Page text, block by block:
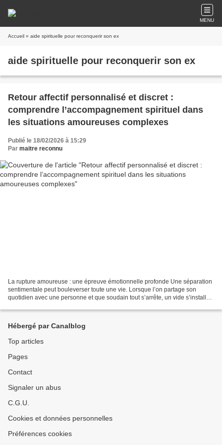
MENU
Accueil » aide spirituelle pour reconquerir son ex
aide spirituelle pour reconquerir son ex
Retour affectif personnalisé et discret :
comprendre l’accompagnement spirituel dans
les situations amoureuses complexes
Publié le 18/02/2026 à 15:29
Par maitre reconnu
La rupture amoureuse : une épreuve émotionnelle profonde Une séparation
sentimentale peut bouleverser toute une vie. Lorsque l’on partage son
quotidien avec une personne et que soudain tout s’arrête, un vide s’installe.
Hébergé par Canalblog
Top articles
Pages
Contact
Signaler un abus
C.G.U.
Cookies et données personnelles
Préférences cookies